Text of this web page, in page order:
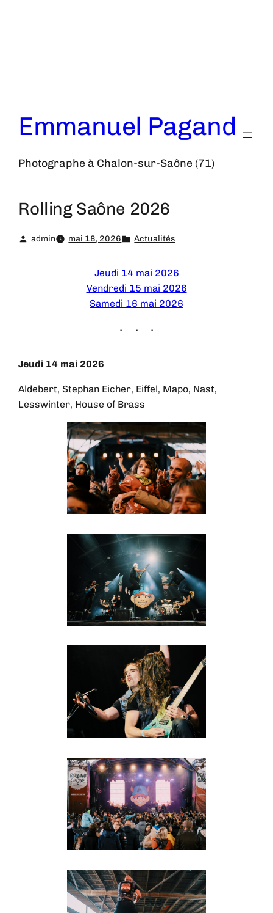
Emmanuel Pagand
Photographe à Chalon-sur-Saône (71)
Rolling Saône 2026
admin mai 18, 2026 Actualités
Jeudi 14 mai 2026
Vendredi 15 mai 2026
Samedi 16 mai 2026
Jeudi 14 mai 2026
Aldebert, Stephan Eicher, Eiffel, Mapo, Nast,
Lesswinter, House of Brass